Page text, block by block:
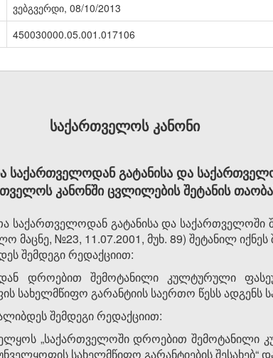
ვებგვერდი, 08/10/2013
450030000.05.001.017106
საქართველოს კანონი
გატანისა და
კანონში ცვლილების შეტანის
გატანისა და საქართველოში
მაცნე, №23, 11.07.2001, მუხ. 89) შეტანილ
შემდეგი რედაქციით:
დროებით შემოტანილი კულტურული
სახელმწიფო გარანტიის საერთო წესს
შემდეგი რედაქციით:
„საქართველოში დროებით შემოტანილი
სახელმწიფო გარანტიების შესახებ“